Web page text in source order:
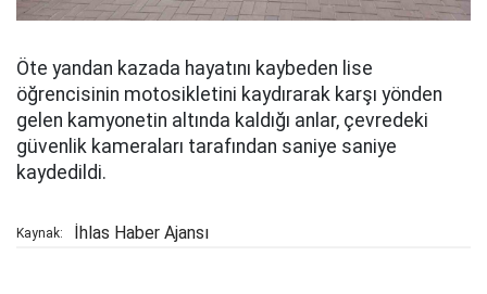
Öte yandan kazada hayatını kaybeden lise
öğrencisinin motosikletini kaydırarak karşı yönden
gelen kamyonetin altında kaldığı anlar, çevredeki
güvenlik kameraları tarafından saniye saniye
kaydedildi.
Kaynak: İhlas Haber Ajansı